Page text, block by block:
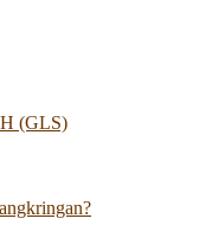
(GLS)